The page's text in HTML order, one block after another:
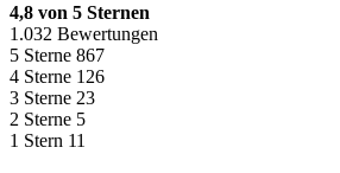
4,8 von 5 Sternen
1.032 Bewertungen
5 Sterne 867
4 Sterne 126
3 Sterne 23
2 Sterne 5
1 Stern 11